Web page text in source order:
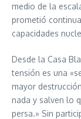
medio de la
prometió
capacidades
Desde la Casa
tensión es una
mayor
nada y salven lo
persa.» Sin